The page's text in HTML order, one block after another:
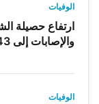
الوفيات
والإصابات إلى 172,043 منذ بدء العدوان
الوفيات